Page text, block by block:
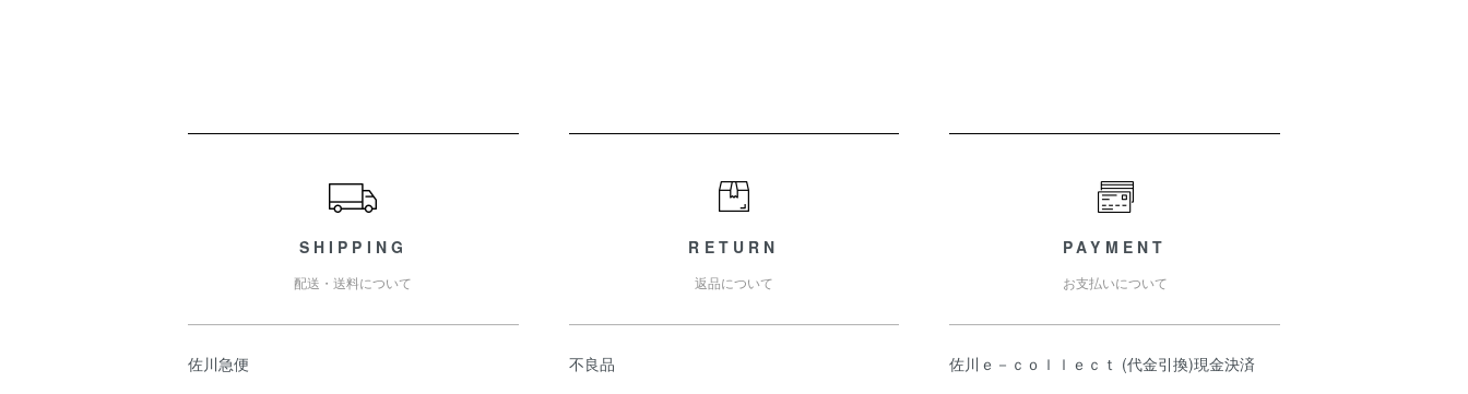
SHIPPING
配送・送料について
佐川急便
RETURN
返品について
不良品
PAYMENT
お支払いについて
佐川ｅ－ｃｏｌｌｅｃｔ (代金引換)現金決済